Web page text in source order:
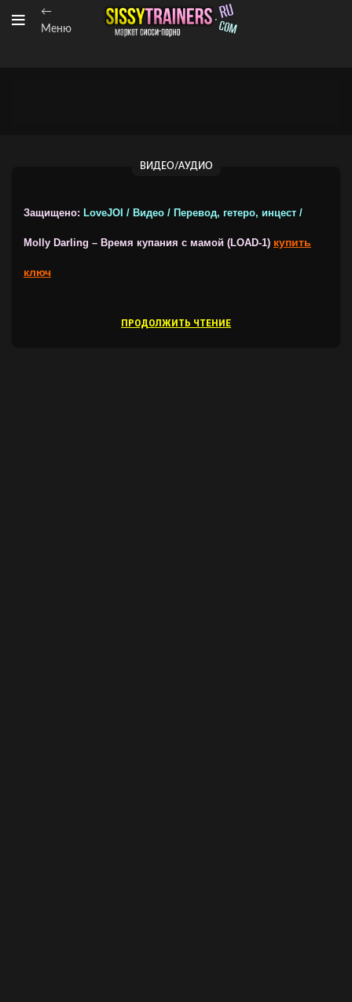
←
Меню
ВИДЕО/АУДИО
Защищено: LoveJOI / Видео / Перевод, гетеро, инцест /
Molly Darling – Время купания с мамой (LOAD-1) купить
ключ
ПРОДОЛЖИТЬ ЧТЕНИЕ